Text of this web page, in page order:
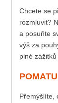
Chcete se
rozmluvit?
a posuňte
výš za
plné
Přemýšlíte,